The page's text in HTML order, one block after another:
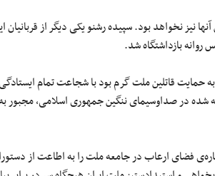
نیز نخواهد بود. سپیده رشنو یکی دیگر از قربانیان
بازداشتگاه شد.
حمایت قاتلین ملت گرم بود با شجاعت تمام
شده در صداوسیمای ننگین جمهوری اسلامی، مجبور
فضای ارعاب در جامعه ملت‌ را به اطاعت از